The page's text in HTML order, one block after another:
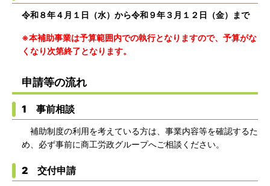
令和８年４月１日（水）から令和９年３月１２日（金）まで
※本補助事業は予算範囲内での執行となりますので、予算がな
くなり次第終了となります。
申請等の流れ
1 事前相談
補助制度の利用を考えている方は、事業内容等を確認するた
め、必ず事前に商工労政グループへご相談ください。
2 交付申請